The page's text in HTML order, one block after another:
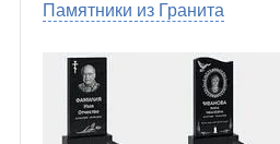
Памятники из Гранита